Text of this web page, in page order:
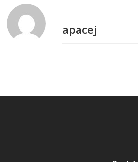
apacej